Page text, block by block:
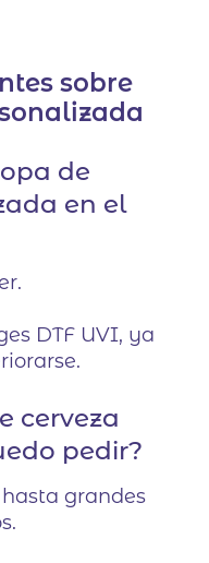
sobre
de
en el
DTF UVI, ya
cerveza
pedir?
grandes